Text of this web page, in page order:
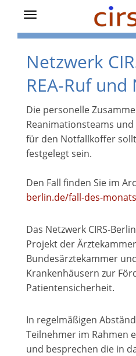
Toggle
navigation
Netzwerk
REA-Ruf
Die personelle
Reanimationsteams
für den Notfallkoffer
festgelegt sein.
Den Fall finden Sie im
berlin.de/fall-des-
Das Netzwerk CIRS-
Projekt der
Bundesärztekammer
Krankenhäusern zur
Patientensicherheit.
In regelmäßigen
Teilnehmer im Rahmen
und besprechen die in